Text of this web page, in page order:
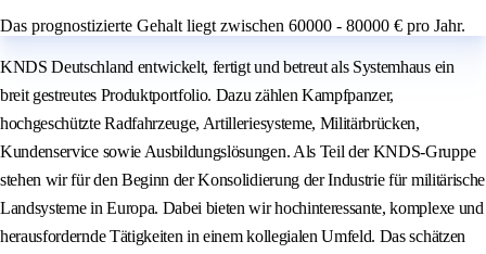
Das prognostizierte Gehalt liegt zwischen 60000 - 80000 € pro Jahr.
KNDS Deutschland entwickelt, fertigt und betreut als Systemhaus ein
breit gestreutes Produktportfolio. Dazu zählen Kampfpanzer,
hochgeschützte Radfahrzeuge, Artilleriesysteme, Militärbrücken,
Kundenservice sowie Ausbildungslösungen. Als Teil der KNDS-Gruppe
stehen wir für den Beginn der Konsolidierung der Industrie für militärische
Landsysteme in Europa. Dabei bieten wir hochinteressante, komplexe und
herausfordernde Tätigkeiten in einem kollegialen Umfeld. Das schätzen